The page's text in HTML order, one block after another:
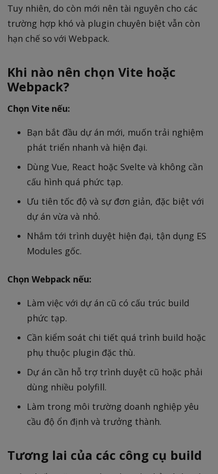
Tuy nhiên, do còn mới nên tài nguyên cho các
trường hợp khó và plugin chuyên biệt vẫn còn
hạn chế so với Webpack.
Khi nào nên chọn Vite hoặc
Webpack?
Chọn Vite nếu:
Bạn bắt đầu dự án mới, muốn trải nghiệm
phát triển nhanh và hiện đại.
Dùng Vue, React hoặc Svelte và không cần
cấu hình quá phức tạp.
Ưu tiên tốc độ và sự đơn giản, đặc biệt với
dự án vừa và nhỏ.
Nhắm tới trình duyệt hiện đại, tận dụng ES
Modules gốc.
Chọn Webpack nếu:
Làm việc với dự án cũ có cấu trúc build
phức tạp.
Cần kiểm soát chi tiết quá trình build hoặc
phụ thuộc plugin đặc thù.
Dự án cần hỗ trợ trình duyệt cũ hoặc phải
dùng nhiều polyfill.
Làm trong môi trường doanh nghiệp yêu
cầu độ ổn định và trưởng thành.
Tương lai của các công cụ build